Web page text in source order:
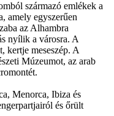
származó emlékek a
amely egyszerűen
az Alhambra
nyílik a városra. A
kertje meseszép. A
Múzeumot, az arab
Menorca, Ibiza és
és őrült